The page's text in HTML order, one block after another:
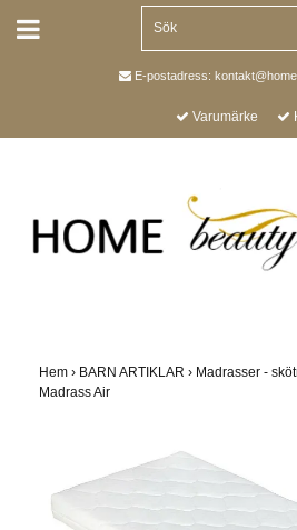
E-postadress:
Varumärke
Hem › BARN ARTIKLAR › Madrasser -
Madrass Air